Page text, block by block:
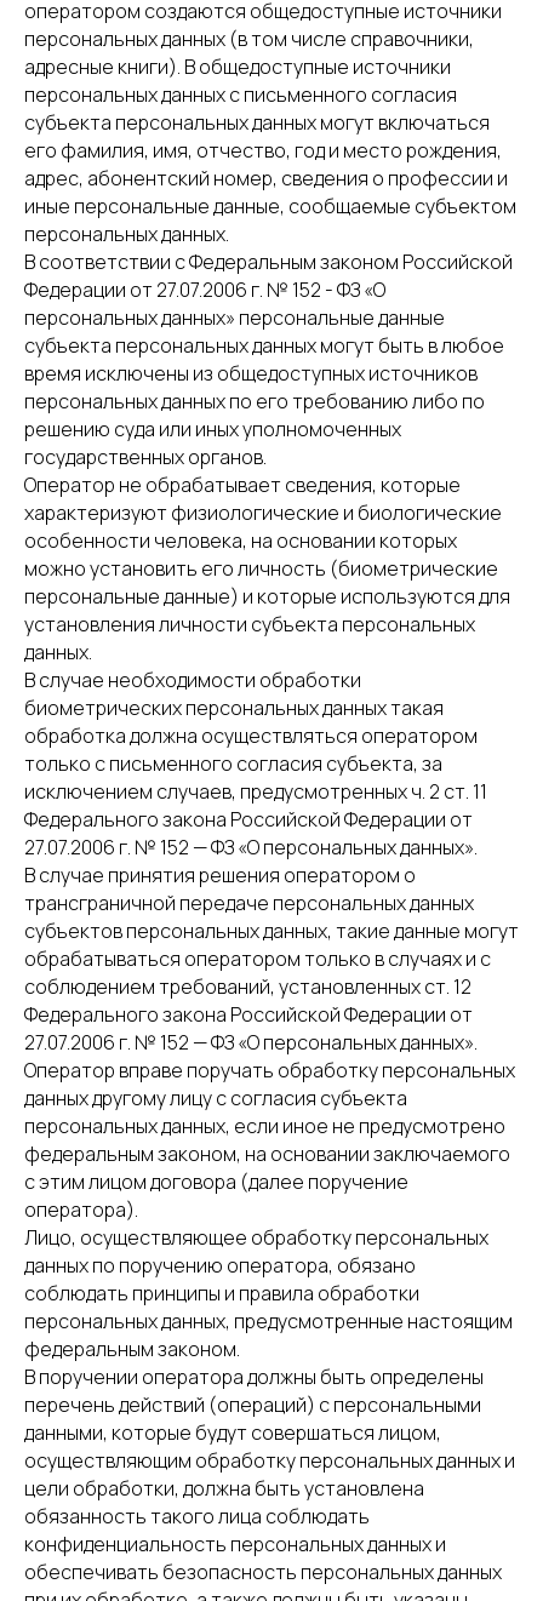
оператором создаются общедоступные источники
персональных данных (в том числе справочники,
адресные книги). В общедоступные источники
персональных данных с письменного согласия
субъекта персональных данных могут включаться
его фамилия, имя, отчество, год и место рождения,
адрес, абонентский номер, сведения о профессии и
иные персональные данные, сообщаемые субъектом
персональных данных.
В соответствии с Федеральным законом Российской
Федерации от 27.07.2006 г. № 152 - ФЗ «О
персональных данных» персональные данные
субъекта персональных данных могут быть в любое
время исключены из общедоступных источников
персональных данных по его требованию либо по
решению суда или иных уполномоченных
государственных органов.
Оператор не обрабатывает сведения, которые
характеризуют физиологические и биологические
особенности человека, на основании которых
можно установить его личность (биометрические
персональные данные) и которые используются для
установления личности субъекта персональных
данных.
В случае необходимости обработки
биометрических персональных данных такая
обработка должна осуществляться оператором
только с письменного согласия субъекта, за
исключением случаев, предусмотренных ч. 2 ст. 11
Федерального закона Российской Федерации от
27.07.2006 г. № 152 — ФЗ «О персональных данных».
В случае принятия решения оператором о
трансграничной передаче персональных данных
субъектов персональных данных, такие данные могут
обрабатываться оператором только в случаях и с
соблюдением требований, установленных ст. 12
Федерального закона Российской Федерации от
27.07.2006 г. № 152 — ФЗ «О персональных данных».
Оператор вправе поручать обработку персональных
данных другому лицу с согласия субъекта
персональных данных, если иное не предусмотрено
федеральным законом, на основании заключаемого
с этим лицом договора (далее поручение
оператора).
Лицо, осуществляющее обработку персональных
данных по поручению оператора, обязано
соблюдать принципы и правила обработки
персональных данных, предусмотренные настоящим
федеральным законом.
В поручении оператора должны быть определены
перечень действий (операций) с персональными
данными, которые будут совершаться лицом,
осуществляющим обработку персональных данных и
цели обработки, должна быть установлена
обязанность такого лица соблюдать
конфиденциальность персональных данных и
обеспечивать безопасность персональных данных